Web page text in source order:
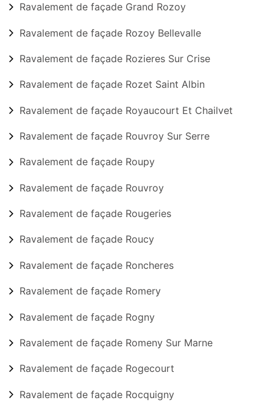
Ravalement de façade Grand Rozoy
Ravalement de façade Rozoy Bellevalle
Ravalement de façade Rozieres Sur Crise
Ravalement de façade Rozet Saint Albin
Ravalement de façade Royaucourt Et Chailvet
Ravalement de façade Rouvroy Sur Serre
Ravalement de façade Roupy
Ravalement de façade Rouvroy
Ravalement de façade Rougeries
Ravalement de façade Roucy
Ravalement de façade Roncheres
Ravalement de façade Romery
Ravalement de façade Rogny
Ravalement de façade Romeny Sur Marne
Ravalement de façade Rogecourt
Ravalement de façade Rocquigny